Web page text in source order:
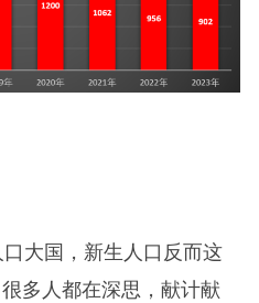
大国，新生人口反而这
多人都在深思，献计献